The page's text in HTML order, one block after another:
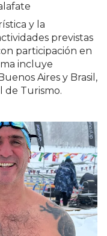
y la
previstas
participación en
incluye
Aires y Brasil,
de Turismo.